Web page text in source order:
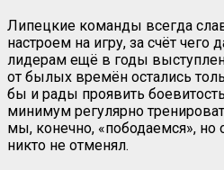
Липецкие команды всегда
настроем на игру, за счёт чего
лидерам ещё в годы
от былых времён остались
бы и рады проявить
минимум регулярно
мы, конечно, «пободаемся»,
никто не отменял.